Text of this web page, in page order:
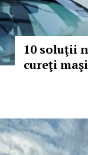
10 soluţii
cureţi